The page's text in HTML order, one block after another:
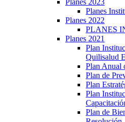
Planes 2023
Planes
Planes 2022
PLANES
Planes 2021
Plan
Quilisalud
Plan Anual
Plan de
Plan
Plan
Plan de